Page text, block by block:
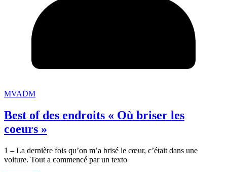
MVADM
Best of des endroits « Où briser les
coeurs »
1 – La dernière fois qu’on m’a brisé le cœur, c’était dans une
voiture. Tout a commencé par un texto